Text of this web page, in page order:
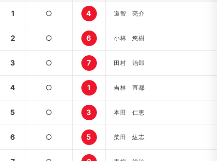
1 ○ 4 道智 亮介
2 ○ 6 小林 悠樹
3 ○ 7 田村 治郎
4 ○ 1 吉林 直都
5 ○ 3 本田 仁恵
6 ○ 5 柴田 紘志